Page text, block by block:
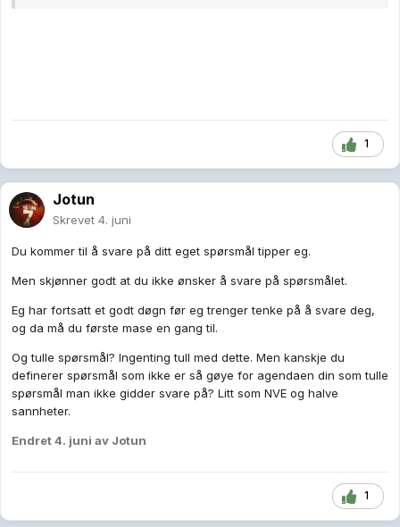
1
Jotun
Skrevet 4. juni
Du kommer til å svare på ditt eget spørsmål tipper eg.
Men skjønner godt at du ikke ønsker å svare på spørsmålet.
Eg har fortsatt et godt døgn før eg trenger tenke på å svare deg,
og da må du første mase en gang til.
Og tulle spørsmål? Ingenting tull med dette. Men kanskje du
definerer spørsmål som ikke er så gøye for agendaen din som tulle
spørsmål man ikke gidder svare på? Litt som NVE og halve
sannheter.
Endret4. juni av Jotun
1